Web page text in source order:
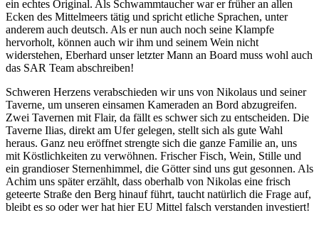
ein echtes Original. Als Schwammtaucher war er früher an allen
Ecken des Mittelmeers tätig und spricht etliche Sprachen, unter
anderem auch deutsch. Als er nun auch noch seine Klampfe
hervorholt, können auch wir ihm und seinem Wein nicht
widerstehen, Eberhard unser letzter Mann an Board muss wohl auch
das SAR Team abschreiben!
Schweren Herzens verabschieden wir uns von Nikolaus und seiner
Taverne, um unseren einsamen Kameraden an Bord abzugreifen.
Zwei Tavernen mit Flair, da fällt es schwer sich zu entscheiden. Die
Taverne Ilias, direkt am Ufer gelegen, stellt sich als gute Wahl
heraus. Ganz neu eröffnet strengte sich die ganze Familie an, uns
mit Köstlichkeiten zu verwöhnen. Frischer Fisch, Wein, Stille und
ein grandioser Sternenhimmel, die Götter sind uns gut gesonnen. Als
Achim uns später erzählt, dass oberhalb von Nikolas eine frisch
geteerte Straße den Berg hinauf führt, taucht natürlich die Frage auf,
bleibt es so oder wer hat hier EU Mittel falsch verstanden investiert!